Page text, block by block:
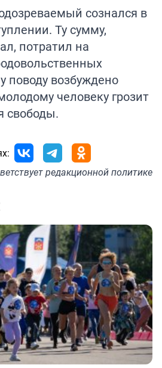
сознался в
Ту сумму,
потратил на
поводу возбуждено
человеку грозит
свободы.
редакционной политике